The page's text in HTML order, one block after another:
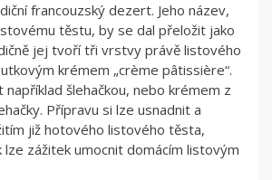
francouzský dezert. Jeho název,
těstu, by se dal přeložit jako
jej tvoří tři vrstvy právě listového
krémem „crème pâtissière“.
například šlehačkou, nebo krémem z
Přípravu si lze usnadnit a
již hotového listového těsta,
lze zážitek umocnit domácím listovým